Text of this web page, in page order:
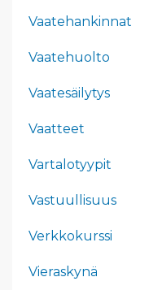
Vaatehankinnat
Vaatehuolto
Vaatesäilytys
Vaatteet
Vartalotyypit
Vastuullisuus
Verkkokurssi
Vieraskynä